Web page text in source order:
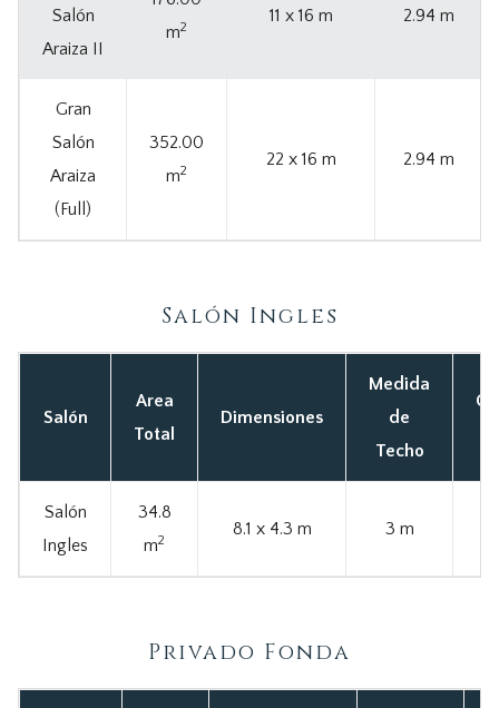
Salón
Araiza II
m2
11 x 16 m 2.94 m
Gran
Salón
Araiza
(Full)
352.00
m2
22 x 16 m 2.94 m
Salón Ingles
Salón
Area
Total
Dimensiones
Medida
de
Techo
Salón
Ingles
34.8
m2
8.1 x 4.3 m 3 m
Privado Fonda